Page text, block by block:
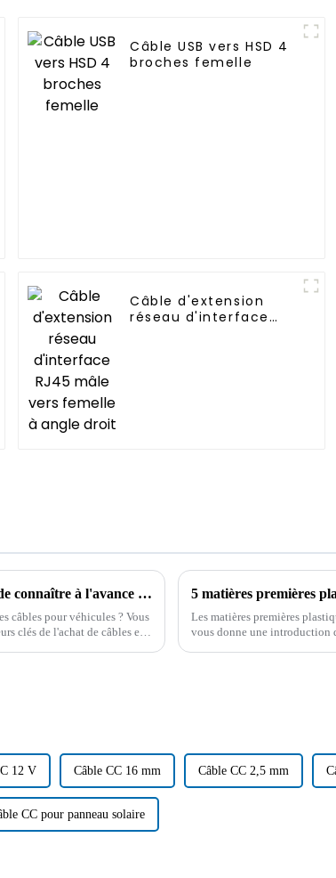
Câble USB vers HSD 4
broches femelle
Câble d'extension
réseau d'interface
Quel câble est le plus durable ? Il est important de connaître à l'avance les connaissances d'un professionnel !
câbles pour véhicules ? Vous
clés de l'achat de câbles et
5 matières premières
Les matières premières
vous donne une introduction
12 V Câble CC 16 mm Câble CC 2,5 mm
CC pour panneau solaire